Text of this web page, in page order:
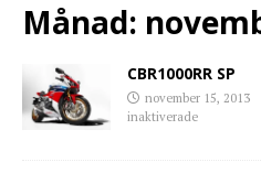
Månad:
CBR1000RR SP
november 15, 2013
inaktiverade